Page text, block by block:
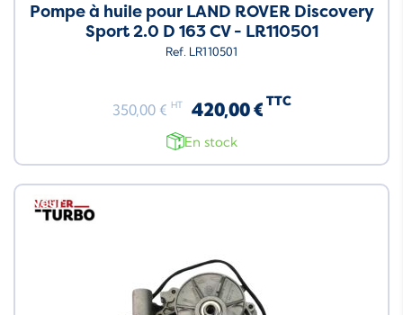
Pompe à huile pour LAND ROVER Discovery
Sport 2.0 D 163 CV - LR110501
Ref. LR110501
350,00 € HT 420,00 € TTC
En stock
Neuf